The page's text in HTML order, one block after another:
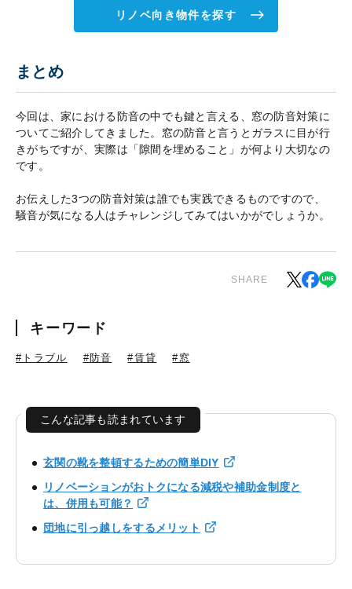
リノベ向き物件を探す
まとめ
今回は、家における防音の中でも鍵と言える、窓の防音対策に
ついてご紹介してきました。窓の防音と言うとガラスに目が行
きがちですが、実際は「隙間を埋めること」が何より大切なの
です。
お伝えした3つの防音対策は誰でも実践できるものですので、
騒音が気になる人はチャレンジしてみてはいかがでしょうか。
SHARE
キーワード
#トラブル #防音 #賃貸 #窓
こんな記事も読まれています
玄関の靴を整頓するための簡単DIY
リノベーションがおトクになる減税や補助金制度と
は、併用も可能？
団地に引っ越しをするメリット